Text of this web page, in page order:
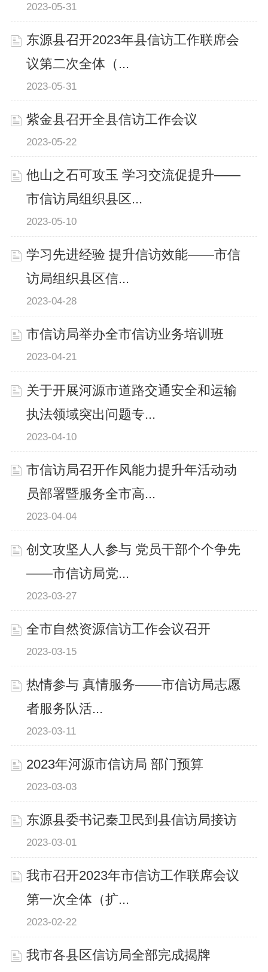
2023-05-31
东源县召开2023年县信访工作联席会
议第二次全体（...
2023-05-31
紫金县召开全县信访工作会议
2023-05-22
他山之石可攻玉 学习交流促提升——
市信访局组织县区...
2023-05-10
学习先进经验 提升信访效能——市信
访局组织县区信...
2023-04-28
市信访局举办全市信访业务培训班
2023-04-21
关于开展河源市道路交通安全和运输
执法领域突出问题专...
2023-04-10
市信访局召开作风能力提升年活动动
员部署暨服务全市高...
2023-04-04
创文攻坚人人参与 党员干部个个争先
——市信访局党...
2023-03-27
全市自然资源信访工作会议召开
2023-03-15
热情参与 真情服务——市信访局志愿
者服务队活...
2023-03-11
2023年河源市信访局 部门预算
2023-03-03
东源县委书记秦卫民到县信访局接访
2023-03-01
我市召开2023年市信访工作联席会议
第一次全体（扩...
2023-02-22
我市各县区信访局全部完成揭牌